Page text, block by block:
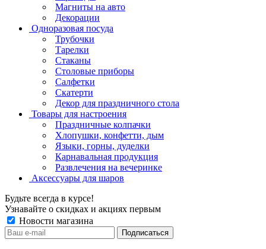
Магниты на авто
Декорации
Одноразовая посуда
Трубочки
Тарелки
Стаканы
Столовые приборы
Салфетки
Скатерти
Декор для праздничного стола
Товары для настроения
Праздничные колпачки
Хлопушки, конфетти, дым
Языки, горны, дуделки
Карнавальная продукция
Развлечения на вечеринке
Аксессуары для шаров
Будьте всегда в курсе!
Узнавайте о скидках и акциях первым
Новости магазина